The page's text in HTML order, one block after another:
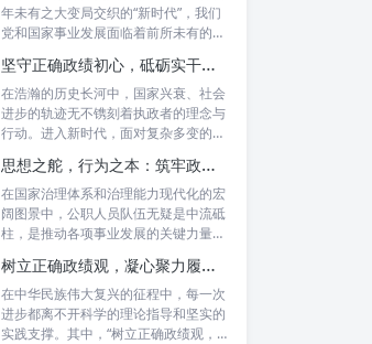
年未有之大变局交织的“新时代”，我们
党和国家事业发展面临着前所未有的机
坚守正确政绩初心，砥砺实干担当精神：新时代高质量发展的核心引擎
在浩瀚的历史长河中，国家兴衰、社会
进步的轨迹无不镌刻着执政者的理念与
行动。进入新时代，面对复杂多变的国
思想之舵，行为之本：筑牢政绩观根基，永葆公职人员本色
在国家治理体系和治理能力现代化的宏
阔图景中，公职人员队伍无疑是中流砥
柱，是推动各项事业发展的关键力量。
树立正确政绩观，凝心聚力履职尽责：新时代下的治理智慧与实践路径
在中华民族伟大复兴的征程中，每一次
进步都离不开科学的理论指导和坚实的
实践支撑。其中，“树立正确政绩观，凝